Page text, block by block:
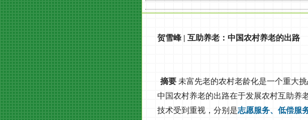
贺雪峰|互助养老：中国农村养老的出路
摘要未富先老的农村老龄化是一个重大
中国农村养老的出路在于发展农村互助养
技术受到重视，分别是志愿服务、低偿服